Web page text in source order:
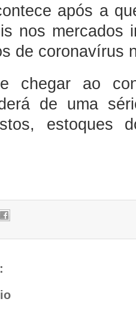
após a
nos mercados
de coronavírus
chegar ao
de uma
estoques